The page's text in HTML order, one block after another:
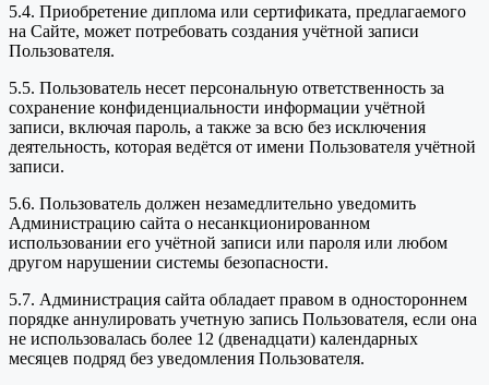
5.4. Приобретение диплома или сертификата, предлагаемого
на Сайте, может потребовать создания учётной записи
Пользователя.
5.5. Пользователь несет персональную ответственность за
сохранение конфиденциальности информации учётной
записи, включая пароль, а также за всю без исключения
деятельность, которая ведётся от имени Пользователя учётной
записи.
5.6. Пользователь должен незамедлительно уведомить
Администрацию сайта о несанкционированном
использовании его учётной записи или пароля или любом
другом нарушении системы безопасности.
5.7. Администрация сайта обладает правом в одностороннем
порядке аннулировать учетную запись Пользователя, если она
не использовалась более 12 (двенадцати) календарных
месяцев подряд без уведомления Пользователя.